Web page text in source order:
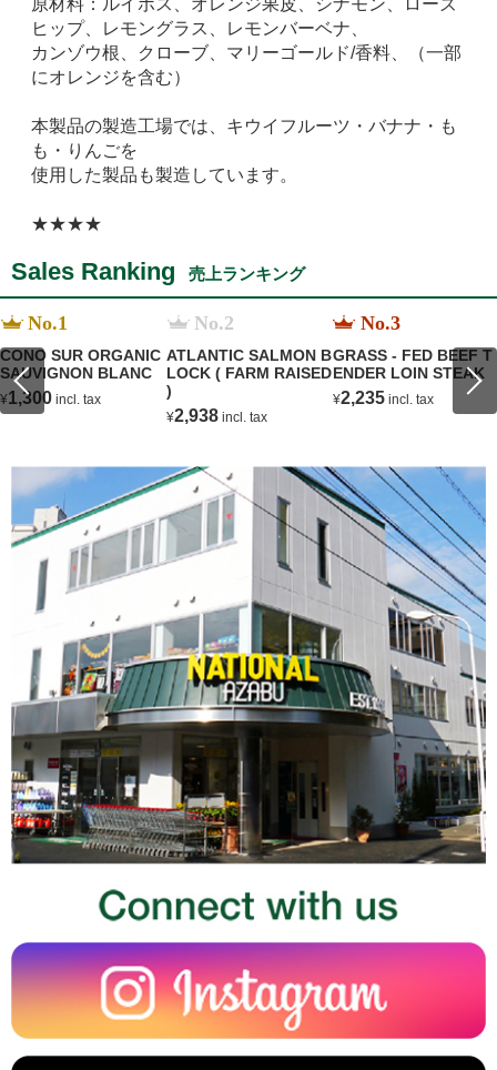
原材料：ルイボス、オレンジ果皮、シナモン、ローズ
ヒップ、レモングラス、レモンバーベナ、
カンゾウ根、クローブ、マリーゴールド/香料、（一部
にオレンジを含む）
本製品の製造工場では、キウイフルーツ・バナナ・も
も・りんごを
使用した製品も製造しています。
★★★★
Sales Ranking 売上ランキング
No.1
CONO SUR ORGANIC
SAUVIGNON BLANC
¥1,300 incl. tax
No.2
ATLANTIC SALMON B
LOCK ( FARM RAISED
)
¥2,938 incl. tax
No.3
GRASS - FED BEEF T
ENDER LOIN STEAK
¥2,235 incl. tax